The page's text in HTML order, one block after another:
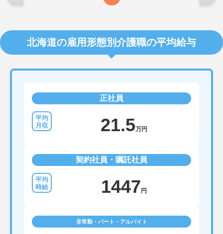
北海道の雇用形態別介護職の平均給与
正社員
21.5万円
契約社員・嘱託社員
1447 円
非常勤・パート・アルバイト